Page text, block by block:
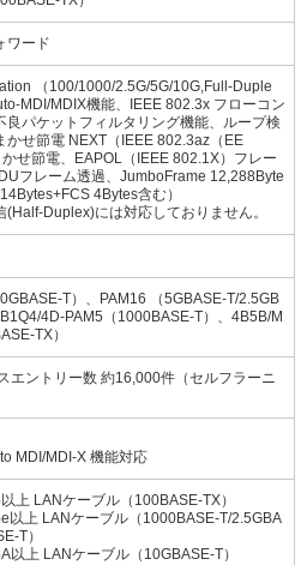
ワード
（100/1000/2.5G/5G/10G,Full-Duple
MDI/MDIX機能、IEEE 802.3x フローコン
良パケットフィルタリング機能、ループ検
かせ節電 NEXT（IEEE 802.3az（EE
せ節電、EAPOL（IEEE 802.1X）フレー
フレーム透過、JumboFrame 12,288Byte
4Bytes含む）
Duplex)には対応しておりません。
T）、PAM16 （5GBASE-T/2.5GB
4D-PAM5（1000BASE-T）、4B5B/M
TX）
エントリー数 約16,000件（セルフラーニ
MDI/MDI-X 機能対応
上 LANケーブル（100BASE-TX）
以上 LANケーブル（1000BASE-T/2.5GBA
T）
以上 LANケーブル（10GBASE-T）